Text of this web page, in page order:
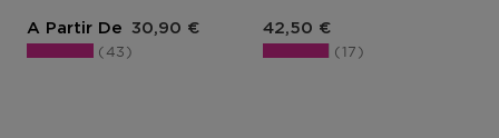
A Partir De Prix du produit
30,90 €
43
Prix du produit
42,50 €
17